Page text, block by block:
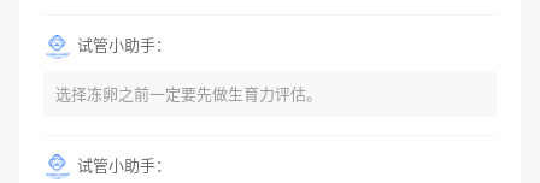
试管小助手：
选择冻卵之前一定要先做生育力评估。
试管小助手：